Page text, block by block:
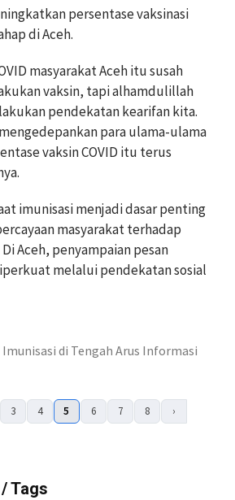
persentase vaksinasi
di Aceh.
masyarakat Aceh itu susah
vaksin, tapi alhamdulillah
pendekatan kearifan kita.
para ulama-ulama
vaksin COVID itu terus
imunisasi menjadi dasar penting
masyarakat terhadap
Aceh, penyampaian pesan
melalui pendekatan sosial
di Tengah Arus Informasi
3 4 5 6 7 8 ›
Tags